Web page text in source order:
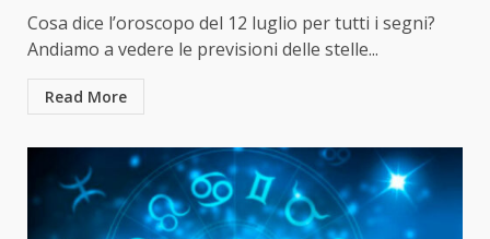
Cosa dice l’oroscopo del 12 luglio per tutti i segni?
Andiamo a vedere le previsioni delle stelle...
Read More